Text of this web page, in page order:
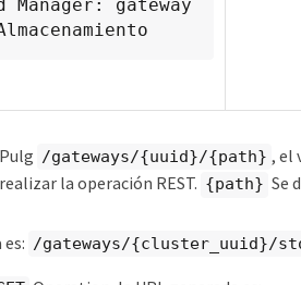
Pulg /gateways/{uuid}/{path} , el
realizar la operación REST. {path} Se
/gateways/{cluster_uuid}/